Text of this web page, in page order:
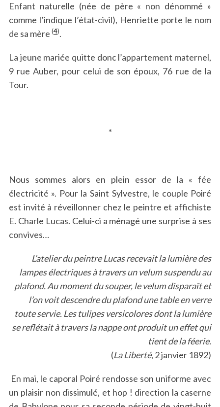
Enfant naturelle (née de père « non dénommé »
comme l’indique l’état-civil), Henriette porte le nom
de sa mère (4).
La jeune mariée quitte donc l’appartement maternel,
9 rue Auber, pour celui de son époux, 76 rue de la
Tour.
*
Nous sommes alors en plein essor de la « fée
électricité ». Pour la Saint Sylvestre, le couple Poiré
est invité à réveillonner chez le peintre et affichiste
E. Charle Lucas. Celui-ci a ménagé une surprise à ses
convives…
L’atelier du peintre Lucas recevait la lumière des
lampes électriques à travers un velum suspendu au
plafond. Au moment du souper, le velum disparaît et
l’on voit descendre du plafond une table en verre
toute servie. Les tulipes versicolores dont la lumière
se reflétait à travers la nappe ont produit un effet qui
tient de la féerie.
(La Liberté, 2 janvier 1892)
En mai, le caporal Poiré rendosse son uniforme avec
un plaisir non dissimulé, et hop ! direction la caserne